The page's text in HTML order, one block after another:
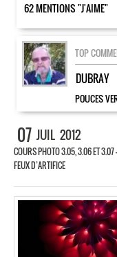
62 MENTIONS "J'AIME"
TOP
DUBRAY
POUCES
07 JUIL 2012
COURS PHOTO 3.05, 3.06 ET 3.07
FEUX D’ARTIFICE